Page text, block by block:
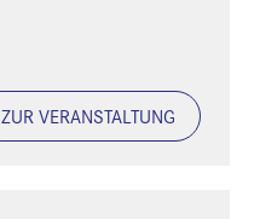
ZUR VERANSTALTUNG